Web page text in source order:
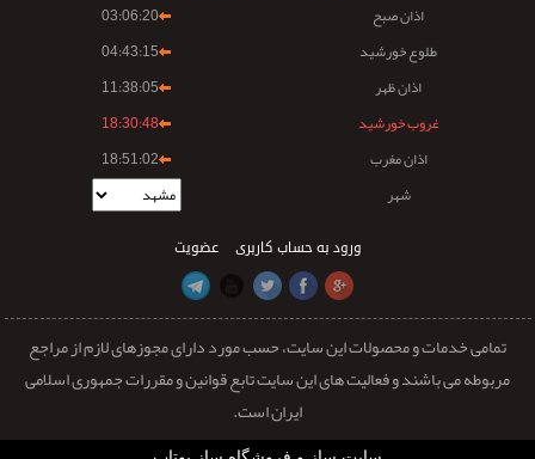
اذان صبح
03:06:20
طلوع خورشید
04:43:15
اذان ظهر
11:38:05
غروب خورشید
18:30:48
اذان مغرب
18:51:02
شهر
عضویت ورود به حساب کاربری
تمامی خدمات و محصولات این سایت، حسب مورد دارای مجوزهای لازم از مراجع
مربوطه می باشند و فعالیت های این سایت تابع قوانین و مقررات جمهوری اسلامی
ایران است.